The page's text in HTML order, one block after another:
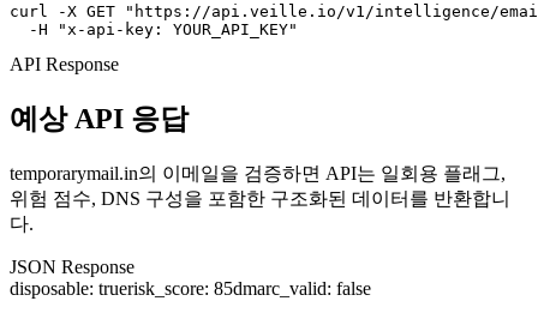
curl -X GET "https://api.veille.io/v1/intelligence/
  -H "x-api-key: YOUR_API_KEY"
API Response
예상 API 응답
temporarymail.in의 이메일을 검증하면 API는 일회용 플래그,
위험 점수, DNS 구성을 포함한 구조화된 데이터를 반환합니
다.
JSON Response
disposable: truerisk_score: 85dmarc_valid: false